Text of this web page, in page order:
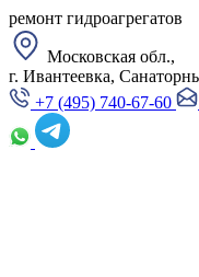
ремонт гидроагрегатов
Московская обл.,
г. Ивантеевка,
+7 (495) 740-67-60